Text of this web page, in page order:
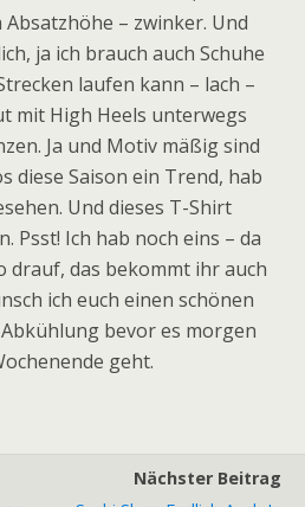
– zwinker. Und
ja ich brauch auch Schuhe
laufen kann – lach –
mit High Heels unterwegs
Ja und Motiv mäßig sind
diese Saison ein Trend, hab
Und dieses T-Shirt
Psst! Ich hab noch eins – da
drauf, das bekommt ihr auch
ich euch einen schönen
bevor es morgen
geht.
Nächster Beitrag